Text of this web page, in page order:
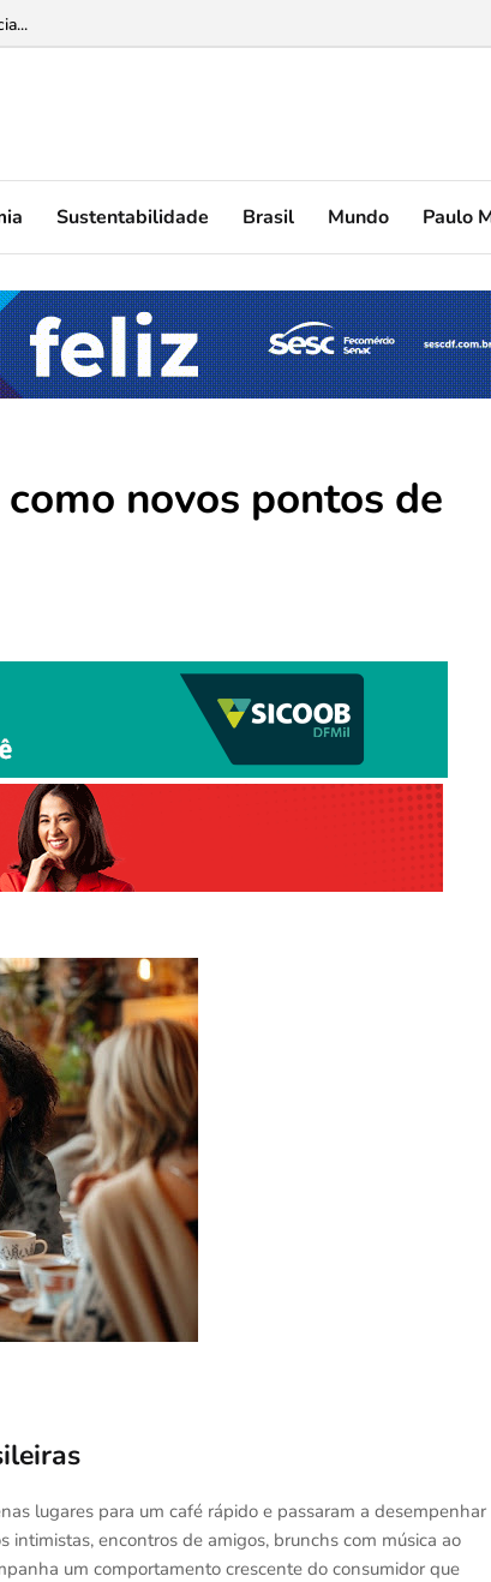
Sustentabilidade Brasil Mundo Paulo
novos pontos de
lugares para um café rápido e passaram a desempenhar
intimistas, encontros de amigos, brunchs com música ao
um comportamento crescente do consumidor que